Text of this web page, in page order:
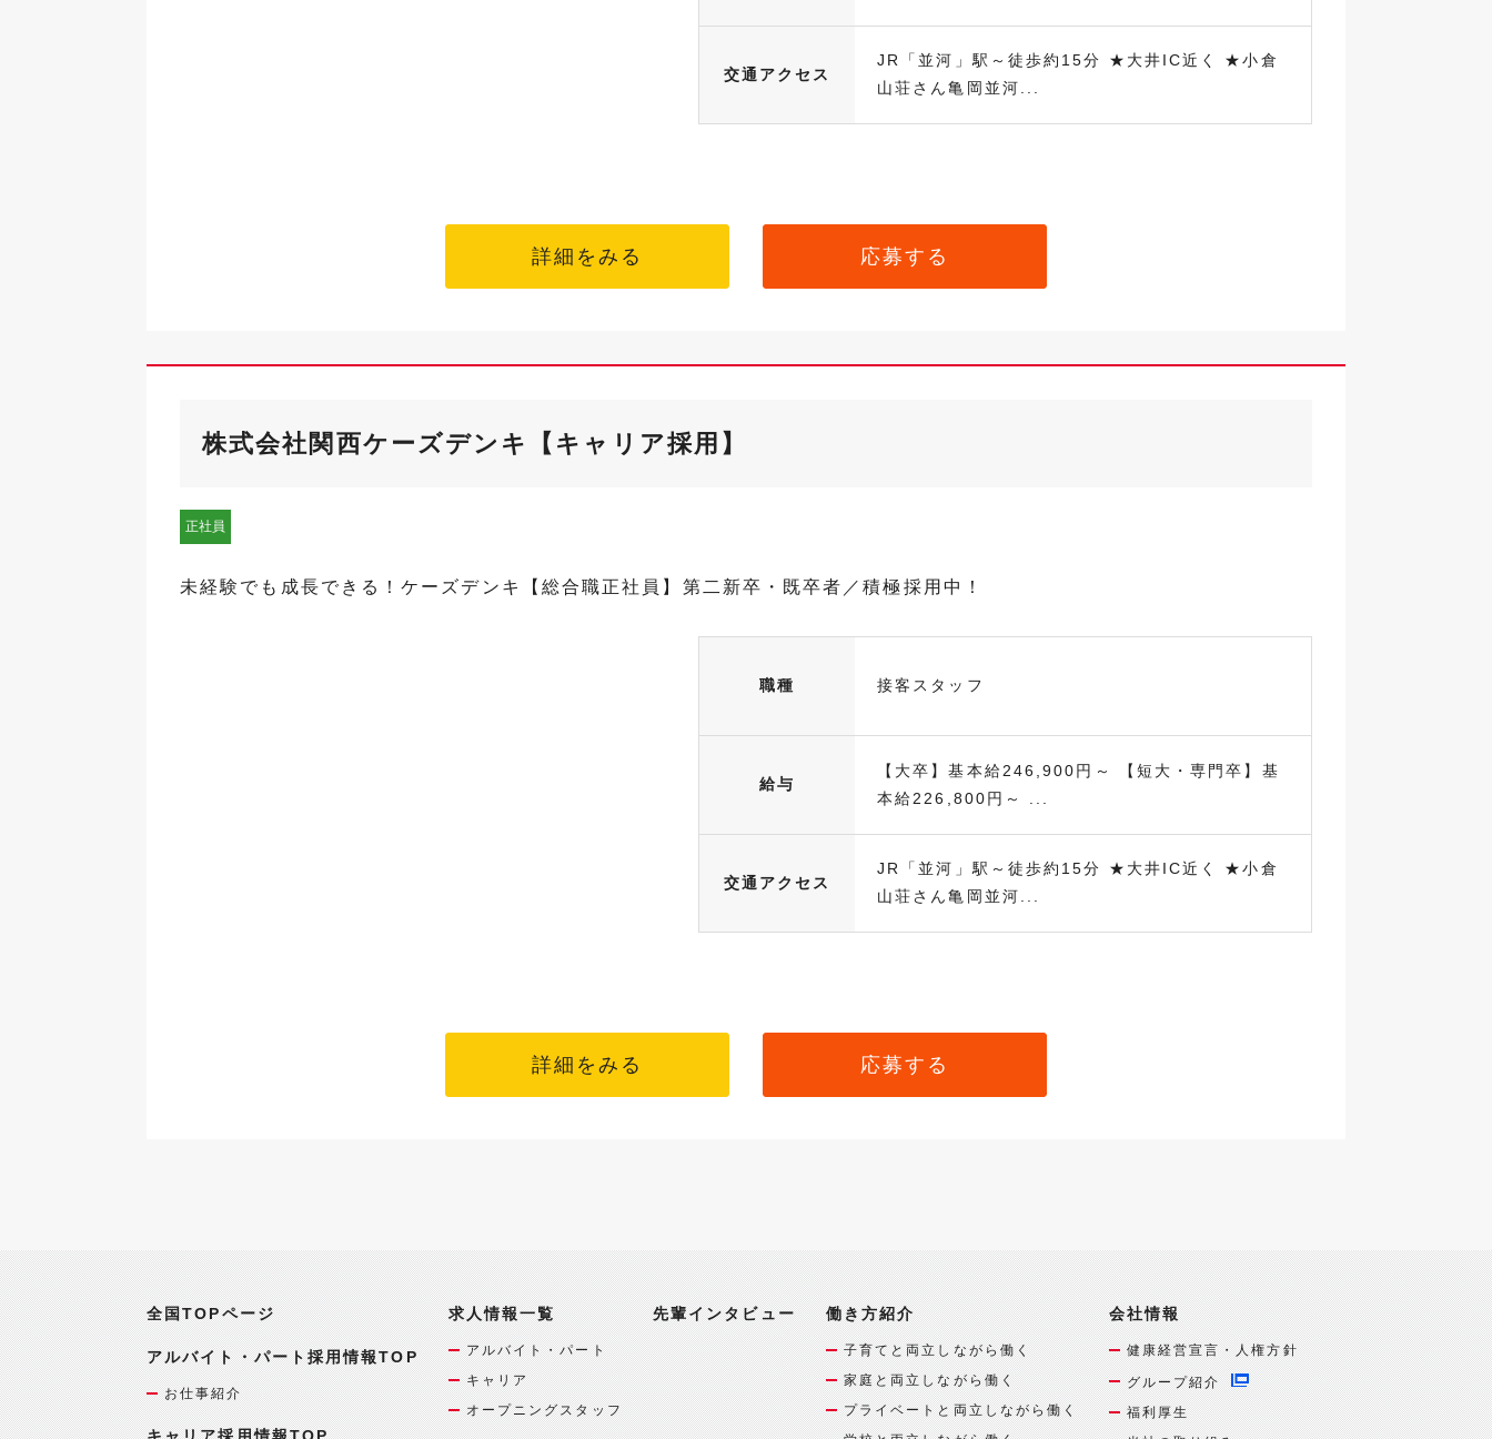
交通アクセス
JR「並河」駅～徒歩約15分 ★大井IC近く ★小倉
山荘さん亀岡並河...
詳細をみる 応募する
株式会社関西ケーズデンキ【キャリア採用】
正社員
未経験でも成長できる！ケーズデンキ【総合職正社員】第二新卒・既卒者／積極採用中！
職種 接客スタッフ
給与
【大卒】基本給246,900円～ 【短大・専門卒】基
本給226,800円～ ...
交通アクセス
JR「並河」駅～徒歩約15分 ★大井IC近く ★小倉
山荘さん亀岡並河...
詳細をみる 応募する
全国TOPページ
アルバイト・パート採用情報TOP
お仕事紹介
キャリア採用情報TOP
求人情報一覧
アルバイト・パート
キャリア
オープニングスタッフ
先輩インタビュー 働き方紹介
子育てと両立しながら働く
家庭と両立しながら働く
プライベートと両立しながら働く
会社情報
健康経営宣言・人権方針
グループ紹介
福利厚生